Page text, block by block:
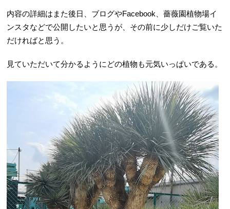
内容の詳細はまた後日、ブログやFacebook、薔薇園植物場イ
ンスタなどで公開したいと思うが、その前に少しだけご覧いた
だければと思う。
見ていただいて分かるようにどの植物も元気いっぱいである。